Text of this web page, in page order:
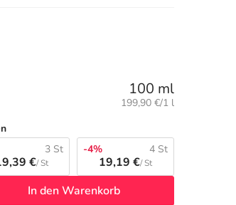
100 ml
Grundpreis:
199,90 €/1 l
3 St
€/ St
-4% 4 St
19,19 €/ St
In den Warenkorb